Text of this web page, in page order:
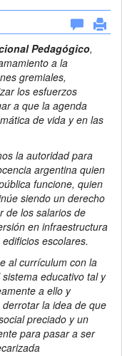
Pedagógico,
a la
gremiales,
los esfuerzos
a que la agenda
de vida y en las
la autoridad para
argentina quien
funcione, quien
siendo un derecho
de los salarios de
en infraestructura
escolares.
al currículum con la
educativo tal y
a ello y
la idea de que
preciado y un
para pasar a ser